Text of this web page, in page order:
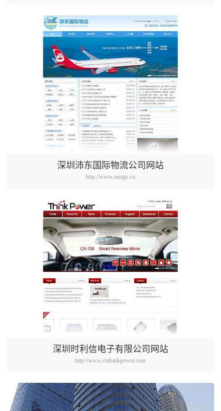
深圳沛东国际物流公司网站
http://www.eastgo.cn
深圳时利信电子有限公司网站
http://www.cnthinkpower.com